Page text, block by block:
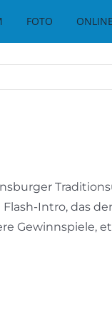
FOTO ONLINE
Intro, das
Gewinnspiele,